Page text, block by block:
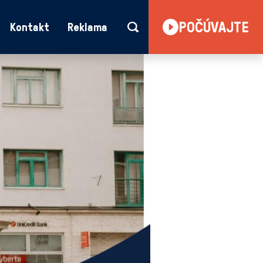
Kontakt Reklama POČÚVAJTE